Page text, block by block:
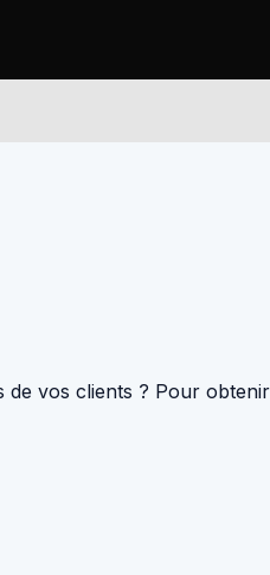
vos clients ? Pour